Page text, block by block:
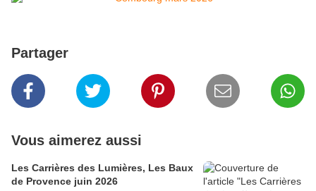
Partager
Vous aimerez aussi
Les Carrières des Lumières, Les Baux
de Provence juin 2026